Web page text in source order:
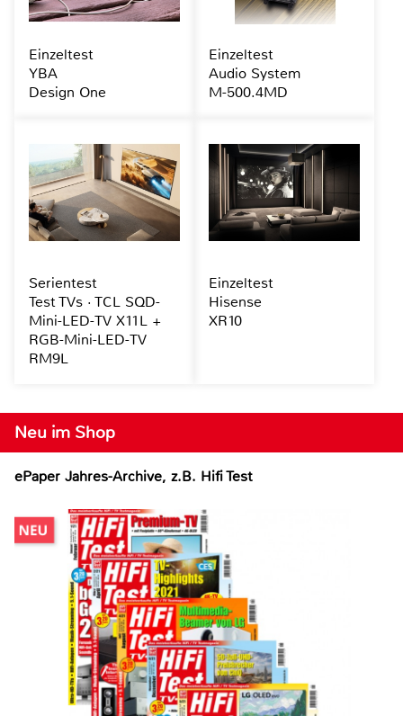
Neu im Shop
ePaper Jahres-Archive, z.B. Hifi Test
Einzeltest
YBA
Design One
Einzeltest
Audio System
M-500.4MD
Serientest
Test TVs · TCL SQD-
Mini-LED-TV X11L +
RGB-Mini-LED-TV
RM9L
Einzeltest
Hisense
XR10